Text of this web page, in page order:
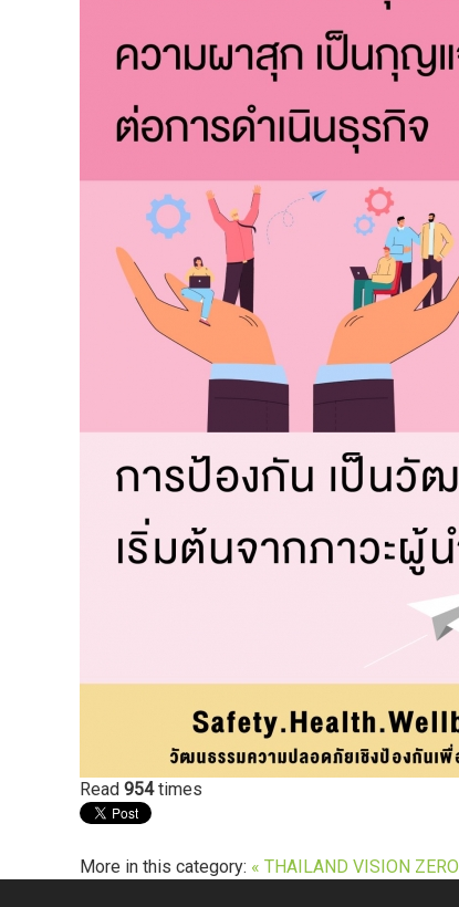
Read 954times
More in this category: « THAILAND VISION ZERO